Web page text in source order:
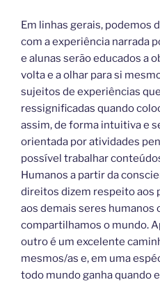
Em linhas gerais, podemos
com a experiência narrada
e alunas serão educados a
volta e a olhar para si
sujeitos de experiências
ressignificadas quando
assim, de forma intuitiva e
orientada por atividades
possível trabalhar
Humanos a partir da
direitos dizem respeito aos
aos demais seres humanos
compartilhamos o mundo.
outro é um excelente
mesmos/as e, em uma
todo mundo ganha quando